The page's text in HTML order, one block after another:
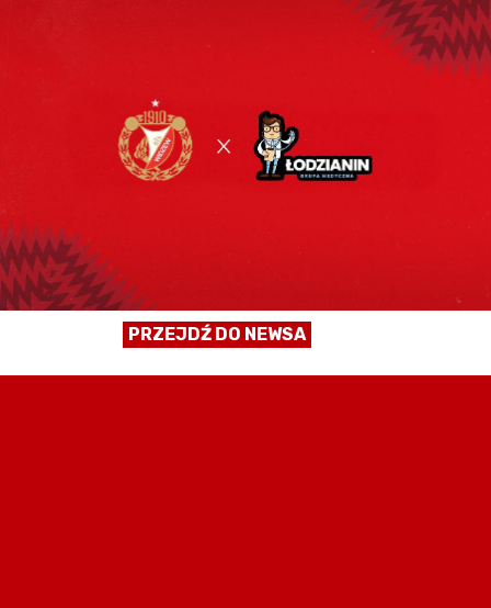
PRZEJDŹ DO NEWSA